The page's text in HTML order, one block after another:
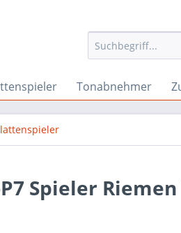
Tonabnehmer
P7 Spieler